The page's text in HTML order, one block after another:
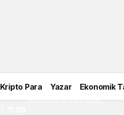
Kripto Para Yazar Ekonomik
Kredi kartı ve ihtiyaç